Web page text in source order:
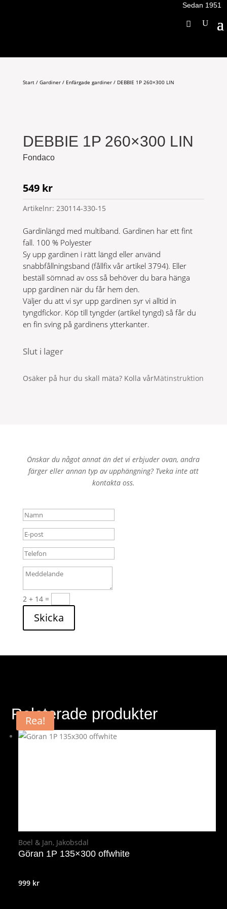
Sedan 1951
Start/ Gardiner/ Enfärgade gardiner/ DEBBIE 1P 260×300 LIN
DEBBIE 1P 260×300 LIN
Fondaco
549 kr
Artikelnr: 230114-330-15
Gardinlängd med multiband. Gardinen har ett fint
fall. 100 % Polyester
Sy upp gardinen i rätt längd eller använd
snabbfållningsband (fållfix vår artikel 3794). Eller
beställ sömnad av oss så behöver du bara hänga
upp gardinen när du får hem den.
Väljer du att vi syr upp gardinen syr vi alltid in
tyngdfickor. Köp till tyngder (artikel tyngd) så får du
en fin sving på gardinens ytterkanter.
Slut i lager
Osäker på hur du skall mäta? Kolla vårMätinstruktion
Önskar du något annat än det vi erbjuder ovan, andra
färger eller annan typ av upphängning? Tveka inte att
kontakta oss.
2 + 14=
Skicka
Relaterade produkter
Boel & Jan, Jakobsdal
Göran 1P 135×300 offwhite
999 kr
Rea!